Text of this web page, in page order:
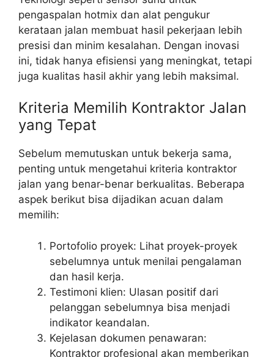
pengaspalan hotmix dan alat pengukur
kerataan jalan membuat hasil pekerjaan lebih
presisi dan minim kesalahan. Dengan inovasi
ini, tidak hanya efisiensi yang meningkat, tetapi
juga kualitas hasil akhir yang lebih maksimal.
Kriteria Memilih Kontraktor Jalan
yang Tepat
Sebelum memutuskan untuk bekerja sama,
penting untuk mengetahui kriteria kontraktor
jalan yang benar-benar berkualitas. Beberapa
aspek berikut bisa dijadikan acuan dalam
memilih:
Portofolio proyek: Lihat proyek-proyek
sebelumnya untuk menilai pengalaman
dan hasil kerja.
Testimoni klien: Ulasan positif dari
pelanggan sebelumnya bisa menjadi
indikator keandalan.
Kejelasan dokumen penawaran:
Kontraktor profesional akan memberikan